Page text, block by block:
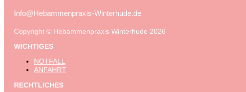
Info@Hebammenpraxis-Winterhude.de
Copyright © Hebammenpraxis Winterhude 2026
WICHTIGES
NOTFALL
ANFAHRT
RECHTLICHES